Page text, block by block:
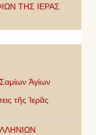
ΤΗΣ ΙΕΡΑΣ
Ἁγίων
τῆς Ἱερᾶς